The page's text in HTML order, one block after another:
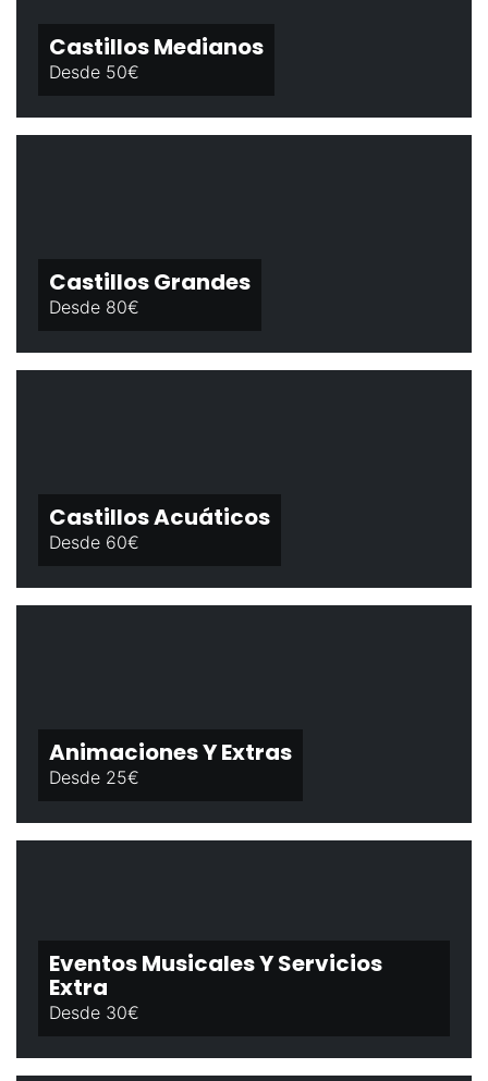
Castillos Medianos
Desde 50€
Castillos Grandes
Desde 80€
Castillos Acuáticos
Desde 60€
Animaciones Y Extras
Desde 25€
Eventos Musicales Y Servicios
Extra
Desde 30€